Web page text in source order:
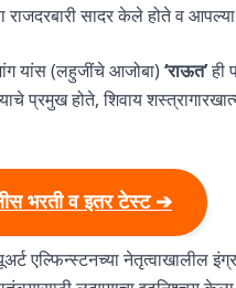
राजदरबारी सादर केले होते व
यांस (लहुजींचे आजोबा)‘राऊत’ही
प्रमुख होते, शिवाय
भरती व इतर टेस्ट ➔
एल्फिन्स्टनच्या नेतृत्वाखालील